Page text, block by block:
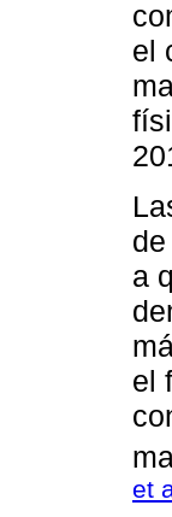
el
a
el
et